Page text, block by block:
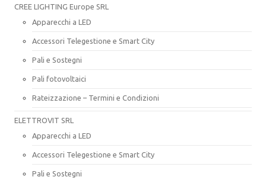
CREE LIGHTING Europe SRL
Apparecchi a LED
Accessori Telegestione e Smart City
Pali e Sostegni
Pali fotovoltaici
Rateizzazione – Termini e Condizioni
ELETTROVIT SRL
Apparecchi a LED
Accessori Telegestione e Smart City
Pali e Sostegni